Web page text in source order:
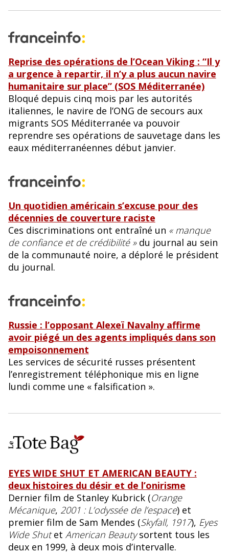
Reprise des opérations de l’Ocean Viking : “Il y
a urgence à repartir, il n’y a plus aucun navire
humanitaire sur place” (SOS Méditerranée)
Bloqué depuis cinq mois par les autorités
italiennes, le navire de l’ONG de secours aux
migrants SOS Méditerranée va pouvoir
reprendre ses opérations de sauvetage dans les
eaux méditerranéennes début janvier.
Un quotidien américain s’excuse pour des
décennies de couverture raciste
Ces discriminations ont entraîné un « manque
de confiance et de crédibilité »du journal au sein
de la communauté noire, a déploré le président
du journal.
Russie : l’opposant Alexeï Navalny affirme
avoir piégé un des agents impliqués dans son
empoisonnement
Les services de sécurité russes présentent
l’enregistrement téléphonique mis en ligne
lundi comme une « falsification ».
EYES WIDE SHUT ET AMERICAN BEAUTY :
deux histoires du désir et de l’onirisme
Dernier film de Stanley Kubrick (Orange
Mécanique, 2001 : L’odyssée de l’espace) et
premier film de Sam Mendes (Skyfall, 1917), Eyes
Wide Shutet American Beautysortent tous les
deux en 1999, à deux mois d’intervalle.